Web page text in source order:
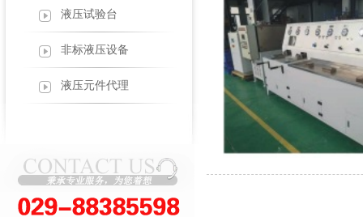
液压试验台
非标液压设备
液压元件代理